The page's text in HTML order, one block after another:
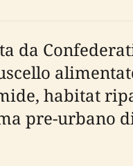
da
habitat
pre-urbano